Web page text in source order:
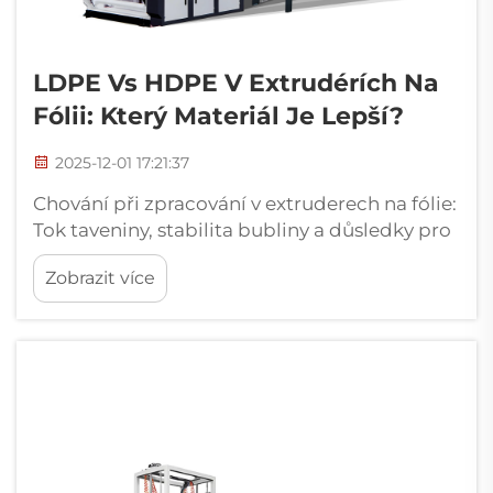
LDPE Vs HDPE V Extrudérích Na
Fólii: Který Materiál Je Lepší?
2025-12-01 17:21:37
Chování při zpracování v extruderech na fólie:
Tok taveniny, stabilita bubliny a důsledky pro
návrh šneku. Viskozita taveniny, citlivost na
teplotu a odezva na smyk během extruze.
Pokud jde o extruzi fólií při běžných
Zobrazit více